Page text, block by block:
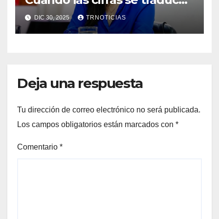
en bienestar
DIC 30, 2025 TRNOTICIAS
Deja una respuesta
Tu dirección de correo electrónico no será publicada.
Los campos obligatorios están marcados con *
Comentario *